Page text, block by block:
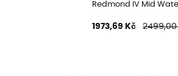
Redmond IV Mid
1973,69 Kč 2499,00